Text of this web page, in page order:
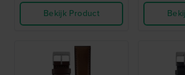
Bekijk Product